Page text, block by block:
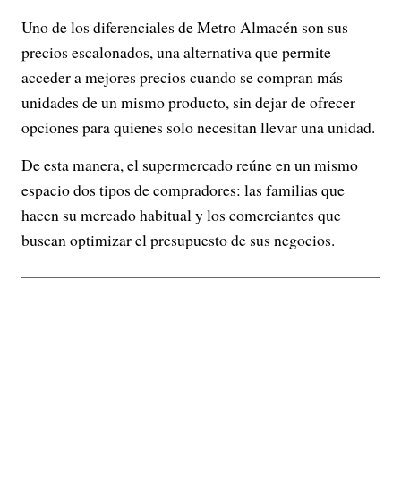
Uno de los diferenciales de Metro Almacén son sus
precios escalonados, una alternativa que permite
acceder a mejores precios cuando se compran más
unidades de un mismo producto, sin dejar de ofrecer
opciones para quienes solo necesitan llevar una unidad.
De esta manera, el supermercado reúne en un mismo
espacio dos tipos de compradores: las familias que
hacen su mercado habitual y los comerciantes que
buscan optimizar el presupuesto de sus negocios.